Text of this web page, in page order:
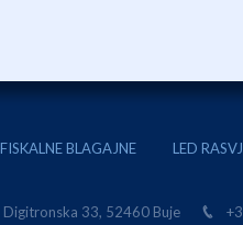
FISKALNE BLAGAJNE LED
Digitronska 33, 52460 Buje